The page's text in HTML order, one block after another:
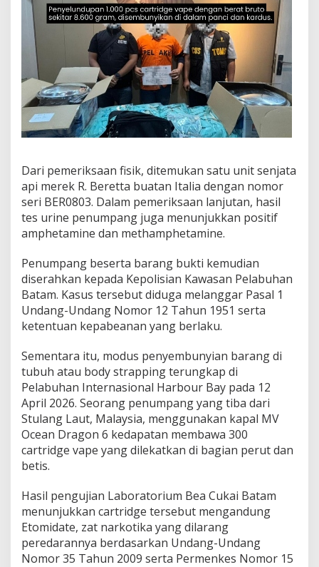
Dari pemeriksaan fisik, ditemukan satu unit senjata
api merek R. Beretta buatan Italia dengan nomor
seri BER0803. Dalam pemeriksaan lanjutan, hasil
tes urine penumpang juga menunjukkan positif
amphetamine dan methamphetamine.
Penumpang beserta barang bukti kemudian
diserahkan kepada Kepolisian Kawasan Pelabuhan
Batam. Kasus tersebut diduga melanggar Pasal 1
Undang-Undang Nomor 12 Tahun 1951 serta
ketentuan kepabeanan yang berlaku.
Sementara itu, modus penyembunyian barang di
tubuh atau body strapping terungkap di
Pelabuhan Internasional Harbour Bay pada 12
April 2026. Seorang penumpang yang tiba dari
Stulang Laut, Malaysia, menggunakan kapal MV
Ocean Dragon 6 kedapatan membawa 300
cartridge vape yang dilekatkan di bagian perut dan
betis.
Hasil pengujian Laboratorium Bea Cukai Batam
menunjukkan cartridge tersebut mengandung
Etomidate, zat narkotika yang dilarang
peredarannya berdasarkan Undang-Undang
Nomor 35 Tahun 2009 serta Permenkes Nomor 15